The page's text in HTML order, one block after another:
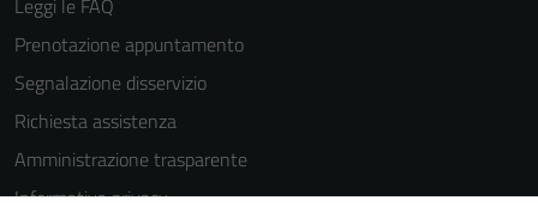
Leggi le FAQ
Prenotazione appuntamento
Segnalazione disservizio
Richiesta assistenza
Amministrazione trasparente
Informativa privacy
non raccolgono